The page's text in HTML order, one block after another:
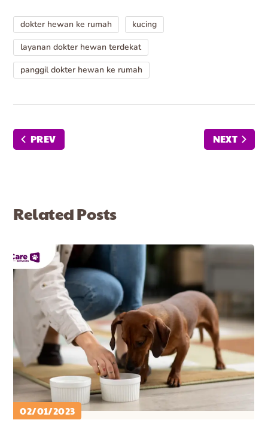
dokter hewan ke rumah
kucing
layanan dokter hewan terdekat
panggil dokter hewan ke rumah
PREV NEXT
Related Posts
02/01/2023